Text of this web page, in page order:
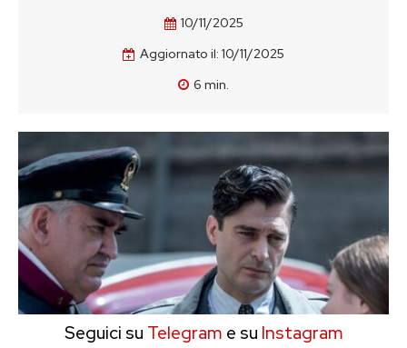
10/11/2025
Aggiornato il: 10/11/2025
6 min.
Seguici su Telegram e su Instagram